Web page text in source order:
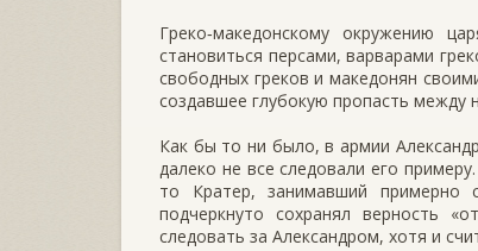
Греко‑македонскому окружению
становиться персами, варварами
свободных греков и македонян
создавшее глубокую пропасть между
Как бы то ни было, в армии
далеко не все следовали его
то Кратер, занимавший примерно
подчеркнуто сохранял верность
следовать за Александром, хотя и